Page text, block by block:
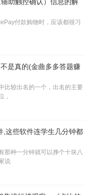
付款购物时，应该都很习
是真的(金曲多多答题赚
比较出名的一个，出名的主要
，
,这些软件连学生几分钟都
那种一分钟就可以挣个十块八
说